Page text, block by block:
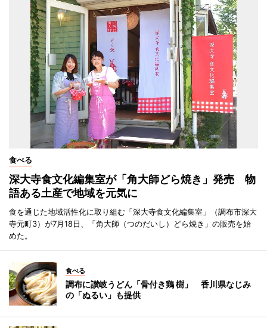
食べる
深大寺食文化編集室が「角大師どら焼き」発売 物
語ある土産で地域を元気に
食を通じた地域活性化に取り組む「深大寺食文化編集室」（調布市深大
寺元町3）が7月18日、「角大師（つのだいし）どら焼き」の販売を始
めた。
食べる
調布に讃岐うどん「骨付き鶏 樹」 香川県なじみ
の「ぬるい」も提供